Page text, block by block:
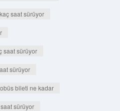
saat sürüyor
saat sürüyor
sürüyor
bileti ne kadar
sürüyor